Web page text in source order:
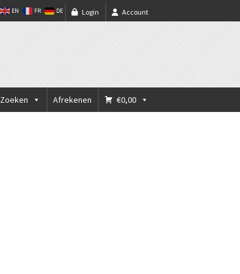
Account
Login
EN FR DE
€0,00
Afrekenen
Zoeken